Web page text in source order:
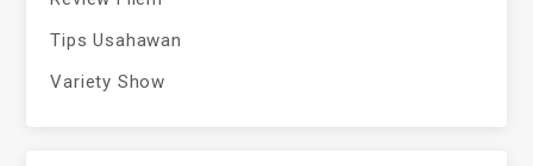
Tips Usahawan
Variety Show